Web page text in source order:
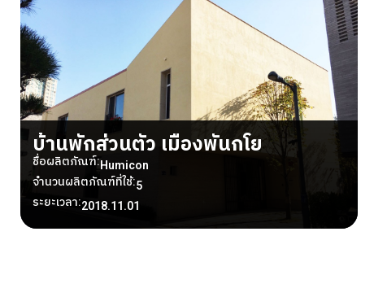
บ้านพักส่วนตัว เมืองพันกโย
ชื่อผลิตภัณฑ์:Humicon
จำนวนผลิตภัณฑ์ที่ใช้:5
ระยะเวลา:2018.11.01